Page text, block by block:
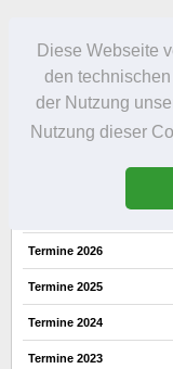
Diese Webseite
den
der Nutzung
Nutzung dieser
Portrait
Termine 2026
Termine 2025
Termine 2024
Termine 2023